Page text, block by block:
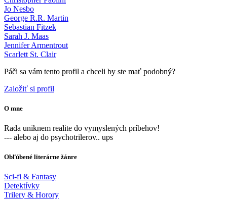
Jo Nesbo
George R.R. Martin
Sebastian Fitzek
Sarah J. Maas
Jennifer Armentrout
Scarlett St. Clair
Páči sa vám tento profil a chceli by ste mať podobný?
Založiť si profil
O mne
Rada uniknem realite do vymyslených príbehov!
--- alebo aj do psychotrilerov.. ups
Obľúbené literárne žánre
Sci-fi & Fantasy
Detektívky
Trilery & Horory